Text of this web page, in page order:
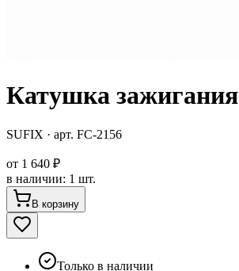
Катушка зажигания
SUFIX · арт. FC-2156
от 1 640 ₽
в наличии: 1 шт.
В корзину
Только в наличии